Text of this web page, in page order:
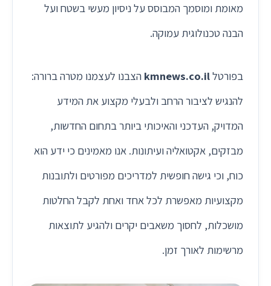
מאומת ומוסמך המבוסס על ניסיון מעשי בשטח ועל
הבנה טכנולוגית עמוקה.
בפורטלkmnews.co.il הצבנו לעצמנו מטרה ברורה:
להנגיש לציבור הרחב ולבעלי מקצוע את המידע
המדויק, העדכני והאיכותי ביותר בתחום החדשות,
מבזקים, אקטואליה ועיתונות. אנו מאמינים כי ידע הוא
כוח, וכי גישה חופשית למדריכים מפורטים ולתובנות
מקצועיות מאפשרת לכל אחד ואחת לקבל החלטות
מושכלות, לחסוך משאבים יקרים ולהגיע לתוצאות
מרשימות לאורך זמן.